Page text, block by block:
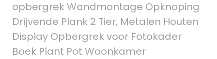
opbergrek Wandmontage Opknoping
Drijvende Plank 2 Tier, Metalen Houten
Display Opbergrek voor Fotokader
Boek Plant Pot Woonkamer